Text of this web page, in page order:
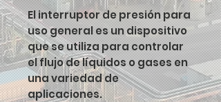
El interruptor de presión para
uso general es un dispositivo
que se utiliza para controlar
el flujo de líquidos o gases en
una variedad de
aplicaciones.